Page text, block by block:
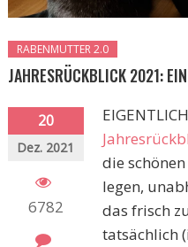
RABENMUTTER 2.0
JAHRESRÜCKBLICK 2021:
20
Dez. 2021
6782
die
legen,
das frisch
tatsächlich